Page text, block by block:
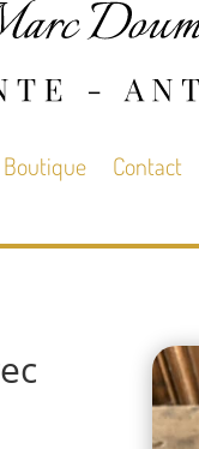
Boutique Contact